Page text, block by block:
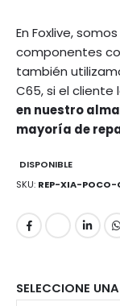
En Foxlive,
componentes
también
C65, si el cliente
en nuestro
mayoría de
DISPONIBLE
SKU REP-XIA-POCO-
SELECCIONE